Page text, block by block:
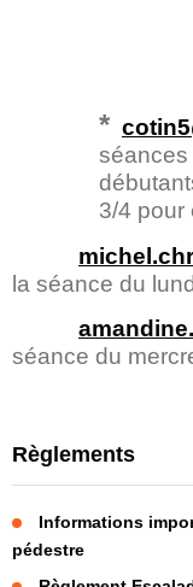
*
séances
3/4 pour
la séance du
séance du
Règlements
Informations
pédestre